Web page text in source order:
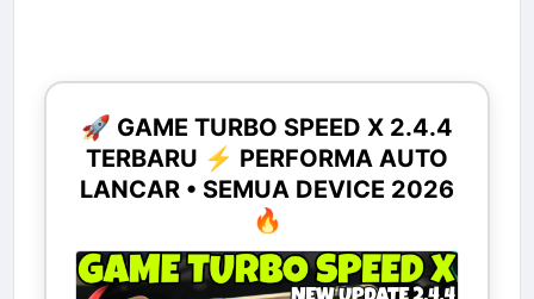
🚀 GAME TURBO SPEED X 2.4.4
TERBARU ⚡ PERFORMA AUTO
LANCAR • SEMUA DEVICE 2026
🔥